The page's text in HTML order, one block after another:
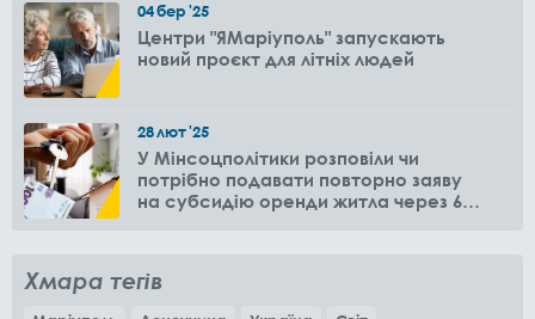
04бер'25
Центри "ЯМаріуполь" запускають
новий проєкт для літніх людей
28лют'25
У Мінсоцполітики розповіли чи
потрібно подавати повторно заяву
на субсидію оренди житла через 6
Хмара тегів